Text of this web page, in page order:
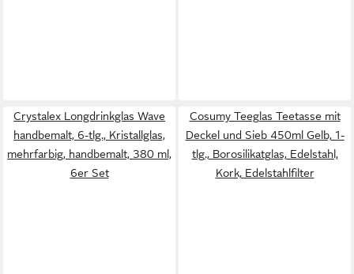
Crystalex Longdrinkglas Wave
handbemalt, 6-tlg., Kristallglas,
mehrfarbig, handbemalt, 380 ml,
6er Set
Cosumy Teeglas Teetasse mit
Deckel und Sieb 450ml Gelb, 1-
tlg., Borosilikatglas, Edelstahl,
Kork, Edelstahlfilter